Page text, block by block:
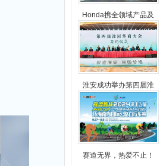
Honda携全领域产品及
淮安成功举办第四届淮
赛道无界，热爱不止！